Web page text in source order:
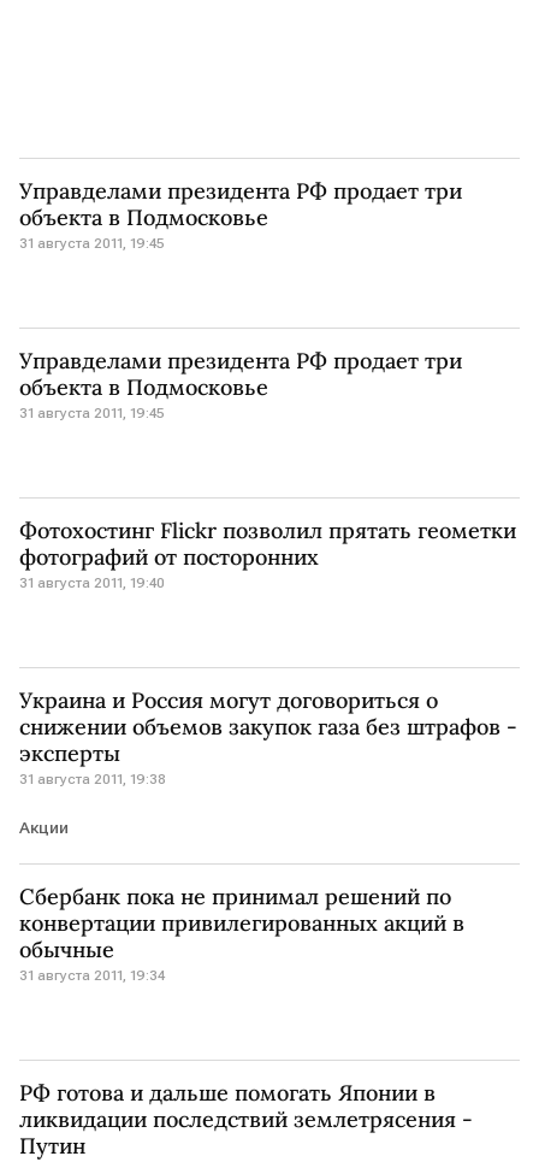
Управделами президента РФ продает три
объекта в Подмосковье
31 августа 2011, 19:45
Управделами президента РФ продает три
объекта в Подмосковье
31 августа 2011, 19:45
Фотохостинг Flickr позволил прятать геометки
фотографий от посторонних
31 августа 2011, 19:40
Украина и Россия могут договориться о
снижении объемов закупок газа без штрафов -
эксперты
31 августа 2011, 19:38
Акции
Сбербанк пока не принимал решений по
конвертации привилегированных акций в
обычные
31 августа 2011, 19:34
РФ готова и дальше помогать Японии в
ликвидации последствий землетрясения -
Путин